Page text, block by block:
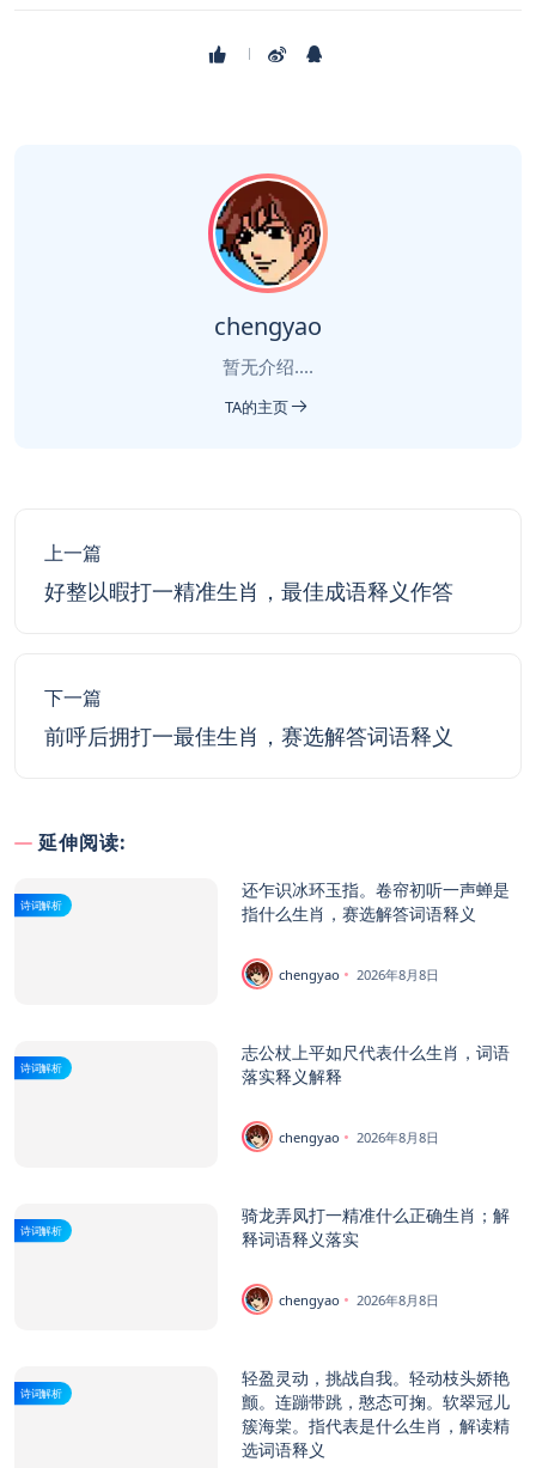
chengyao
暂无介绍....
TA的主页
上一篇
好整以暇打一精准生肖，最佳成语释义作答
下一篇
前呼后拥打一最佳生肖，赛选解答词语释义
延伸阅读:
诗词解析
还乍识冰环玉指。卷帘初听一声蝉是
指什么生肖，赛选解答词语释义
chengyao 2026年8月8日
诗词解析
志公杖上平如尺代表什么生肖，词语
落实释义解释
chengyao 2026年8月8日
诗词解析
骑龙弄凤打一精准什么正确生肖；解
释词语释义落实
chengyao 2026年8月8日
诗词解析
轻盈灵动，挑战自我。轻动枝头娇艳
颤。连蹦带跳，憨态可掬。软翠冠儿
簇海棠。指代表是什么生肖，解读精
选词语释义